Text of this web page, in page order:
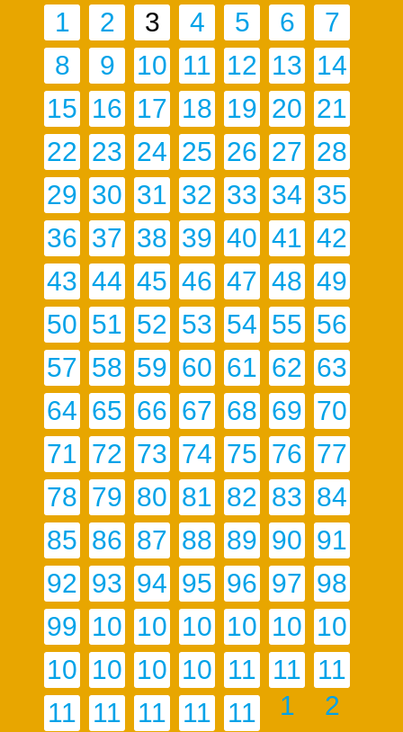
1 2 3 4 5 6
7
8
9 10 11 12 13 14
15 16 17 18 19 20 21
22 23 24 25 26 27 28
29 30 31 32 33 34 35
36 37 38 39 40 41 42
43 44 45 46 47 48 49
50 51 52 53 54 55 56
57 58 59 60 61 62 63
64 65 66 67 68 69 70
71 72 73 74 75 76 77
78 79 80 81 82 83 84
85 86 87 88 89 90 91
92 93 94 95 96 97 98
99 10
0
10
1
10
2
10
3
10
4
10
5
10
6
10
7
10
8
10
9
11
0
11
1
11
2
11
11
11
11
11